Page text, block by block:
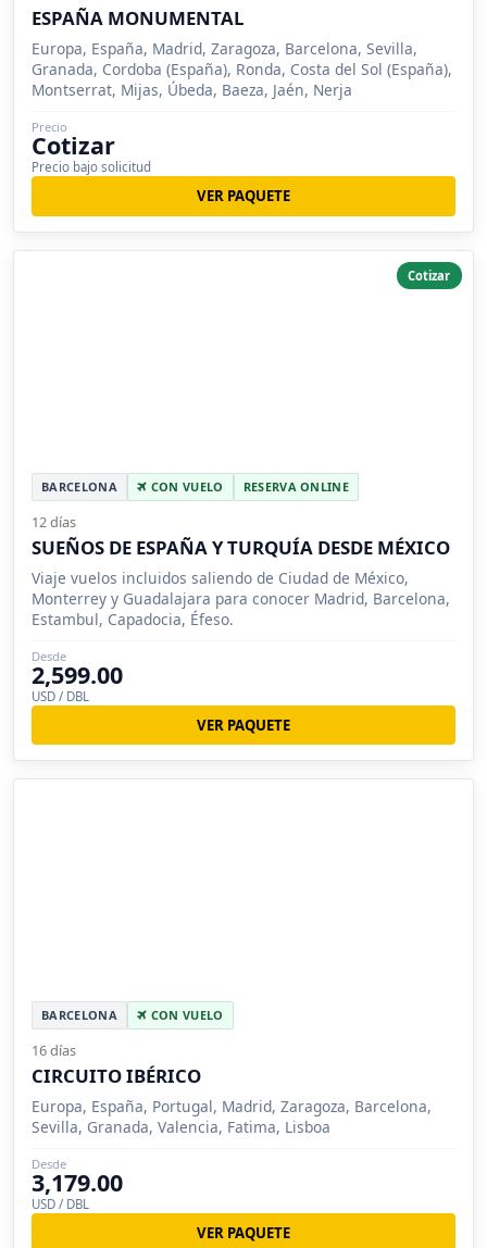
ESPAÑA MONUMENTAL
Europa, España, Madrid, Zaragoza, Barcelona, Sevilla,
Granada, Cordoba (España), Ronda, Costa del Sol (España),
Montserrat, Mijas, Úbeda, Baeza, Jaén, Nerja
Precio
Cotizar
Precio bajo solicitud
VER PAQUETE
Cotizar
BARCELONA CON VUELO RESERVA ONLINE
12 días
SUEÑOS DE ESPAÑA Y TURQUÍA DESDE MÉXICO
Viaje vuelos incluidos saliendo de Ciudad de México,
Monterrey y Guadalajara para conocer Madrid, Barcelona,
Estambul, Capadocia, Éfeso.
Desde
2,599.00
USD / DBL
VER PAQUETE
BARCELONA CON VUELO
16 días
CIRCUITO IBÉRICO
Europa, España, Portugal, Madrid, Zaragoza, Barcelona,
Sevilla, Granada, Valencia, Fatima, Lisboa
Desde
3,179.00
USD / DBL
VER PAQUETE